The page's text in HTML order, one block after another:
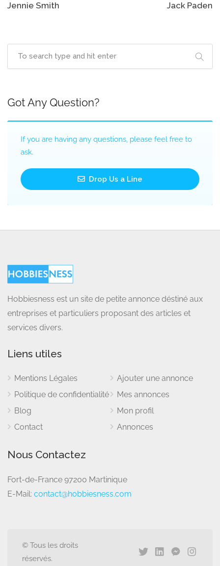
Jennie Smith Jack Paden
Got Any Question?
If you are having any questions, please feel free to
ask.
Drop Us a Line
Hobbiesness est un site de petite annonce déstiné aux
entreprises et particuliers proposant des articles et
services divers.
Liens utiles
Mentions Légales
Politique de confidentialité
Blog
Contact
Ajouter une annonce
Mes annonces
Mon profil
Annonces
Nous Contactez
Fort-de-France 97200 Martinique
E-Mail: contact@hobbiesness.com
© Tous les droits
réservés.